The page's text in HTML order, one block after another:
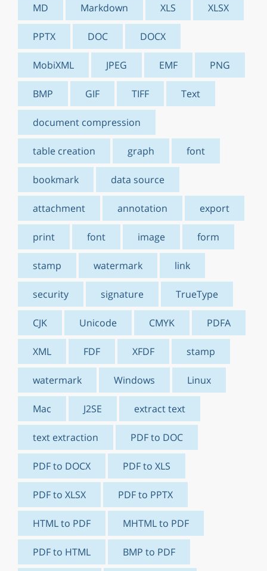
MD Markdown XLS XLSX
PPTX DOC DOCX
MobiXML JPEG EMF PNG
BMP GIF TIFF Text
document compression
table creation graph font
bookmark data source
attachment annotation export
print font image form
stamp watermark link
security signature TrueType
CJK Unicode CMYK PDFA
XML FDF XFDF stamp
watermark Windows Linux
Mac J2SE extract text
text extraction PDF to DOC
PDF to DOCX PDF to XLS
PDF to XLSX PDF to PPTX
HTML to PDF MHTML to PDF
PDF to HTML BMP to PDF